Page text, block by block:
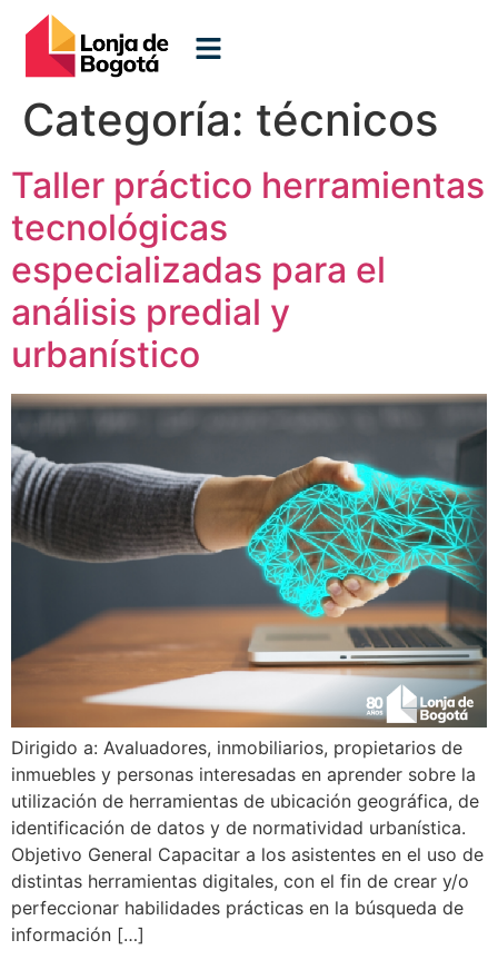
Categoría: técnicos
Taller práctico herramientas
tecnológicas
especializadas para el
análisis predial y
urbanístico
Dirigido a: Avaluadores, inmobiliarios, propietarios de
inmuebles y personas interesadas en aprender sobre la
utilización de herramientas de ubicación geográfica, de
identificación de datos y de normatividad urbanística.
Objetivo General Capacitar a los asistentes en el uso de
distintas herramientas digitales, con el fin de crear y/o
perfeccionar habilidades prácticas en la búsqueda de
información […]